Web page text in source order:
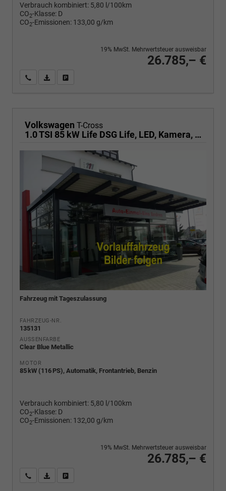
Verbrauch kombiniert: 5,80 l/100km
CO2-Klasse: D
CO2-Emissionen: 133,00 g/km
26.785,– €
19% MwSt. Mehrwertsteuer ausweisbar
Wir rufen Sie anPDF-Fahrzeugexposé drucken
Volkswagen T-Cross
1.0 TSI 85 kW Life DSG Life, LED, Kamera, ACC, Side, Winter, 17-Zoll, 3-J. Garantie
Fahrzeug mit Tageszulassung
FAHRZEUG-NR.
135131
AUSSENFARBE
Clear Blue Metallic
MOTOR
85 kW (116 PS), Automatik, Frontantrieb, Benzin
Verbrauch kombiniert: 5,80 l/100km
CO2-Klasse: D
CO2-Emissionen: 132,00 g/km
26.785,– €
19% MwSt. Mehrwertsteuer ausweisbar
Wir rufen Sie anPDF-Fahrzeugexposé drucken